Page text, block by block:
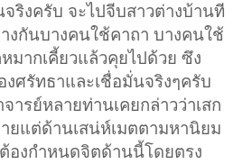
ริงครับ จะไปจีบสาวต่างบ้านที
งกันบางคนใช้คาถา บางคนใช้
มากเคี้ยวแล้วคุยไปด้วย ซึง
ศรัทธาและเชื่อมั่นจริงๆครับ
ารย์หลายท่านเคยกล่าวว่าเสก
ยแต่ด้านเสน่ห์เมตตามหานิยม
องกำหนดจิตด้านนี้โดยตรง